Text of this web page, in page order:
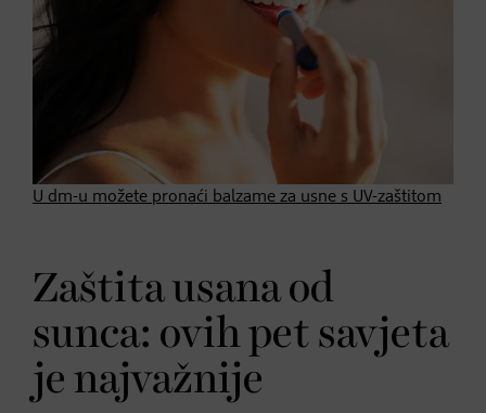
U dm-u možete pronaći balzame za usne s UV-zaštitom
Zaštita usana od
sunca: ovih pet savjeta
je najvažnije